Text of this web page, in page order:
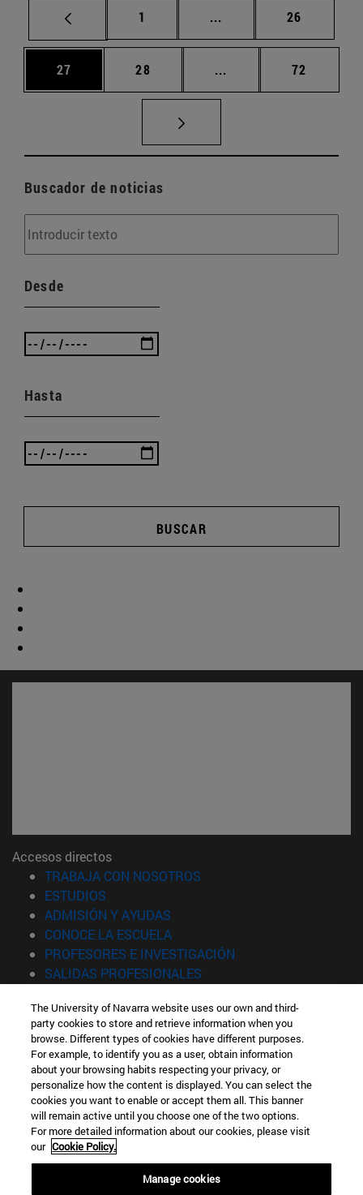
Página
1 ... Páginas intermedias
Página
26
Página
27 Página
28 ... Páginas intermedias
Página
72
Buscador de noticias
Desde
Hasta
BUSCAR
Accesos directos
TRABAJA CON NOSOTROS
ESTUDIOS
ADMISIÓN Y AYUDAS
CONOCE LA ESCUELA(abre en nueva ventana)
PROFESORES E INVESTIGACIÓN
SALIDAS PROFESIONALES
Información
TFNO +34 943 21 98 77
¿QUÉ GRADO TE INTERESA?
¿QUÉ MÁSTER TE INTERESA?
© Universidad de Navarra
Información legal
Accesibilidad
Configuración de cookies
The University of Navarra website uses our own and third-
party cookies to store and retrieve information when you
browse. Different types of cookies have different purposes.
For example, to identify you as a user, obtain information
about your browsing habits respecting your privacy, or
personalize how the content is displayed. You can select the
cookies you want to enable or accept them all. This banner
will remain active until you choose one of the two options.
For more detailed information about our cookies, please visit
our Cookie Policy.
Manage cookies